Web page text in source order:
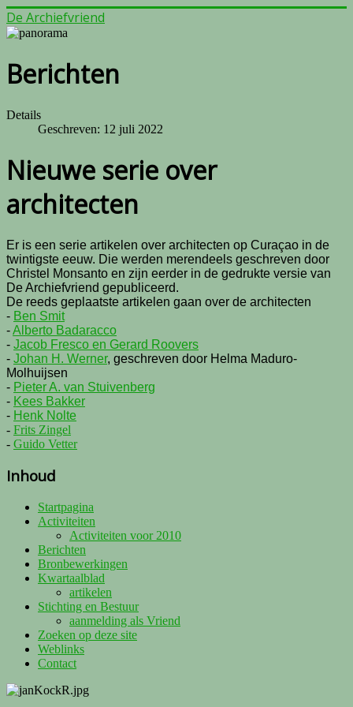
De Archiefvriend
Berichten
Details
Geschreven: 12 juli 2022
Nieuwe serie over
architecten
Er is een serie artikelen over architecten op Curaçao in de
twintigste eeuw. Die werden merendeels geschreven door
Christel Monsanto en zijn eerder in de gedrukte versie van
De Archiefvriend gepubliceerd.
De reeds geplaatste artikelen gaan over de architecten
- Ben Smit
-Alberto Badaracco
- Jacob Fresco en Gerard Roovers
- Johan H. Werner, geschreven door Helma Maduro-
Molhuijsen
- Pieter A. van Stuivenberg
- Kees Bakker
- Henk Nolte
- Frits Zingel
- Guido Vetter
Inhoud
Startpagina
Activiteiten
Activiteiten voor 2010
Berichten
Bronbewerkingen
Kwartaalblad
artikelen
Stichting en Bestuur
aanmelding als Vriend
Zoeken op deze site
Weblinks
Contact